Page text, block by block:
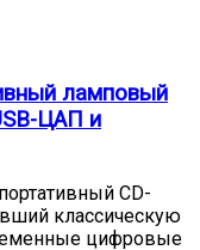
ламповый
ЦАП и
CD-
классическую
цифровые